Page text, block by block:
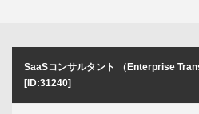
SaaSコンサルタント （Enterprise
[ID:31240]